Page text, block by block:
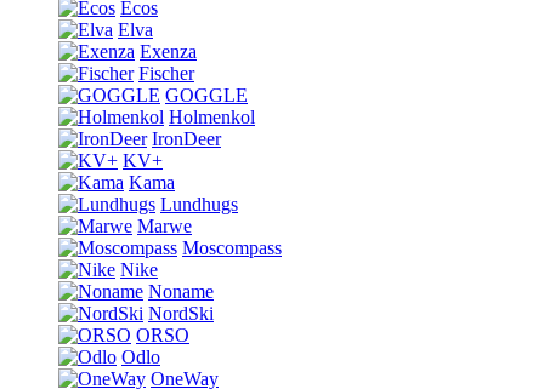
Ecos
Elva
Exenza
Fischer
GOGGLE
Holmenkol
IronDeer
KV+
Kama
Lundhugs
Marwe
Moscompass
Nike
Noname
NordSki
ORSO
Odlo
OneWay